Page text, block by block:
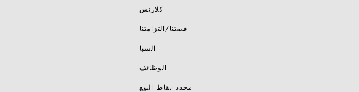
كلارنس
قصتنا/التزامتنا
السبا
الوظائف
محدد نقاط البيع